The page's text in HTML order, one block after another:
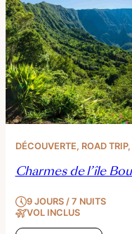
DÉCOUVERTE, ROAD TRIP,
Charmes de l’île
9 JOURS / 7 NUITS
VOL INCLUS